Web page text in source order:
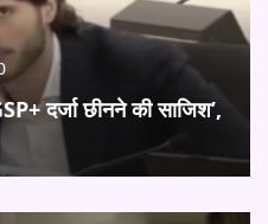
दर्जा छीनने की साजिश’,